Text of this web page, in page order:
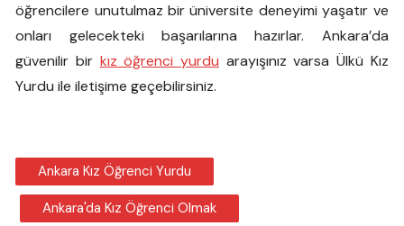
öğrencilere unutulmaz bir üniversite deneyimi yaşatır ve
onları gelecekteki başarılarına hazırlar. Ankara’da
güvenilir bir kız öğrenci yurdu arayışınız varsa Ülkü Kız
Yurdu ile iletişime geçebilirsiniz.
Ankara Kız Öğrenci Yurdu
Ankara'da Kız Öğrenci Olmak